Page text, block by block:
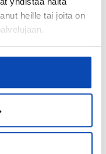
heille tai joita on